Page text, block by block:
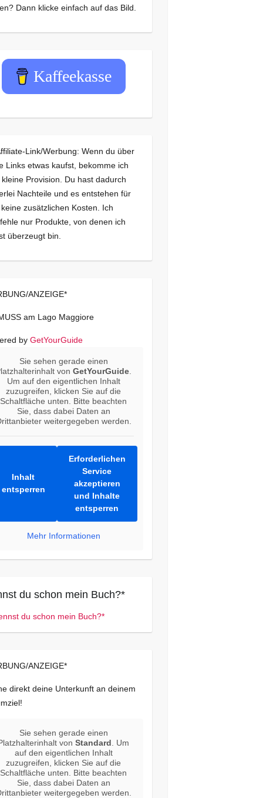
Dann klicke einfach auf das Bild.
Kaffeekasse
Link/Werbung: Wenn du über
Links etwas kaufst, bekomme ich
Provision. Du hast dadurch
Nachteile und es entstehen für
zusätzlichen Kosten. Ich
nur Produkte, von denen ich
überzeugt bin.
ANZEIGE*
am Lago Maggiore
by GetYourGuide
Sie sehen gerade einen
vonGetYourGuide
Um auf den eigentlichen Inhalt
zuzugreifen, klicken Sie auf die
Schaltfläche unten. Bitte beachten
Sie, dass dabei Daten an
weitergegeben werden.
Inhalt
entsperren
Erforderlichen
Service
akzeptieren
und Inhalte
entsperren
Mehr Informationen
du schon mein Buch?*
ANZEIGE*
direkt deine Unterkunft an deinem
Sie sehen gerade einen
vonStandard . Um
auf den eigentlichen Inhalt
zuzugreifen, klicken Sie auf die
Schaltfläche unten. Bitte beachten
Sie, dass dabei Daten an
weitergegeben werden.